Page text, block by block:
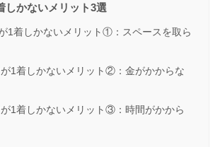
しかないメリット3選
1着しかないメリット①：スペースを取ら
が1着しかないメリット②：金がかからな
が1着しかないメリット③：時間がかから